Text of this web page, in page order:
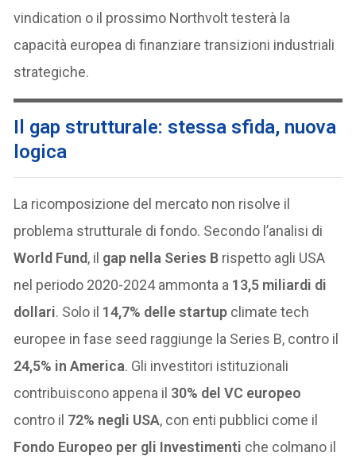
vindication o il prossimo Northvolt testerà la
capacità europea di finanziare transizioni industriali
strategiche.
Il gap strutturale: stessa sfida, nuova
logica
La ricomposizione del mercato non risolve il
problema strutturale di fondo. Secondo l’analisi di
World Fund, il gap nella Series B rispetto agli USA
nel periodo 2020-2024 ammonta a 13,5 miliardi di
dollari. Solo il 14,7% delle startup climate tech
europee in fase seed raggiunge la Series B, contro il
24,5% in America. Gli investitori istituzionali
contribuiscono appena il 30% del VC europeo
contro il 72% negli USA, con enti pubblici come il
Fondo Europeo per gli Investimenti che colmano il